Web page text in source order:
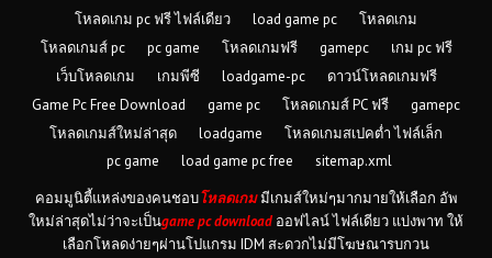
Dawn เกมเอาชีวิตรอดบนดาวต่างดาว
สร้างอาณานิคมและฝ่าฟันอันตรายสุด
ท้าทาย
(PC) Creed: Rise to Glory | Free
Download
(PC) FIFA 16 | Free
Download
โหลดเกม pc ฟรี ไฟล์เดียว load game pc
โหลดเกม
โหลดเกมส์ pc
pc game โหลดเกมฟรี gamepc
เกม pc ฟรี
เว็บโหลดเกม
เกมพีซี loadgame-pc
ดาวน์โหลดเกมฟรี
Game Pc Free Download
game pc โหลดเกมส์ PC ฟรี
gamepc
โหลดเกมส์ใหม่ล่าสุด
loadgame
โหลดเกมสเปคต่ำ ไฟล์เล็ก
pc game
load game pc free
sitemap.xml
คอมมูนิตี้แหล่งของคนชอบโหลดเกมมีเกมส์ใหม่ๆมากมายให้เลือก อัพ
ใหม่ล่าสุดไม่ว่าจะเป็นgame pc download ออฟไลน์ ไฟล์เดียว แบ่งพาท ให้
เลือกโหลดง่ายๆผ่านโปแกรม IDM สะดวกไม่มีโฆษณารบกวน